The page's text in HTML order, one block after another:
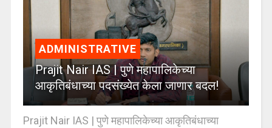
ADMINISTRATIVE
Prajit Nair IAS | पुणे महापालिकेच्या
आकृतिबंधाच्या पदसंख्येत केला जाणार बदल!
Prajit Nair IAS | पुणे महापालिकेच्या आकृतिबंधाच्या